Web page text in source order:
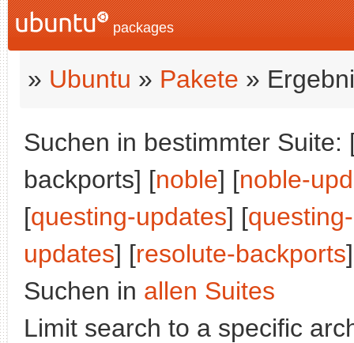
packages
» Ubuntu » Pakete »
Suchen in bestimmter Suite:
backports] [noble] [noble-
[questing-updates] [
updates] [resolute-backports
Suchen in allen Suites
Limit search to a specific